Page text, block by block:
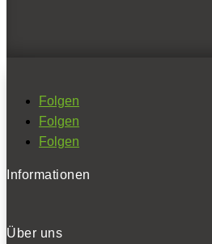
Folgen
Folgen
Folgen
Informationen
Über uns